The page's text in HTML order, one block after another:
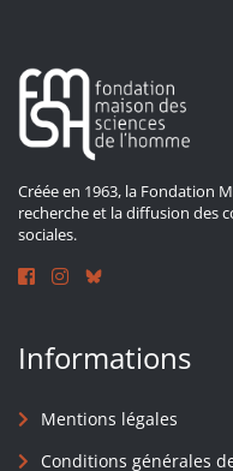
Créée en 1963, la Fondation
recherche et la diffusion des
sociales.
Informations
Mentions légales
Conditions générales